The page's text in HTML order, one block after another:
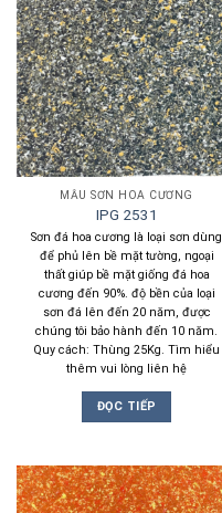
MẪU SƠN HOA CƯƠNG
IPG 2531
Sơn đá hoa cương là loại sơn dùng
để phủ lên bề mặt tường, ngoại
thất giúp bề mặt giống đá hoa
cương đến 90%. độ bền của loại
sơn đá lên đến 20 năm, được
chúng tôi bảo hành đến 10 năm.
Quy cách: Thùng 25Kg. Tìm hiểu
thêm vui lòng liên hệ
ĐỌC TIẾP